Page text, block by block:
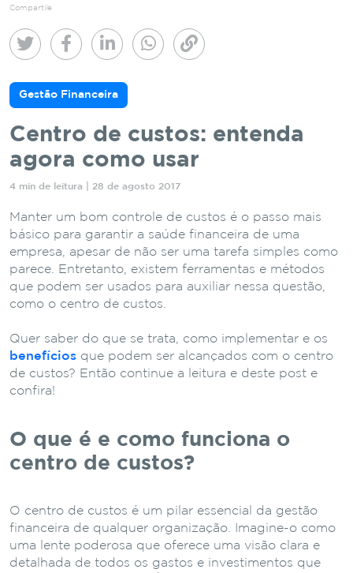
Compartile
Gestão Financeira
Centro de custos: entenda
agora como usar
4 min de leitura | 28 de agosto 2017
Manter um bom controle de custos é o passo mais
básico para garantir a saúde financeira de uma
empresa, apesar de não ser uma tarefa simples como
parece. Entretanto, existem ferramentas e métodos
que podem ser usados para auxiliar nessa questão,
como o centro de custos.
Quer saber do que se trata, como implementar e os
benefícios que podem ser alcançados com o centro
de custos? Então continue a leitura e deste post e
confira!
O que é e como funciona o
centro de custos?
O centro de custos é um pilar essencial da gestão
financeira de qualquer organização. Imagine-o como
uma lente poderosa que oferece uma visão clara e
detalhada de todos os gastos e investimentos que